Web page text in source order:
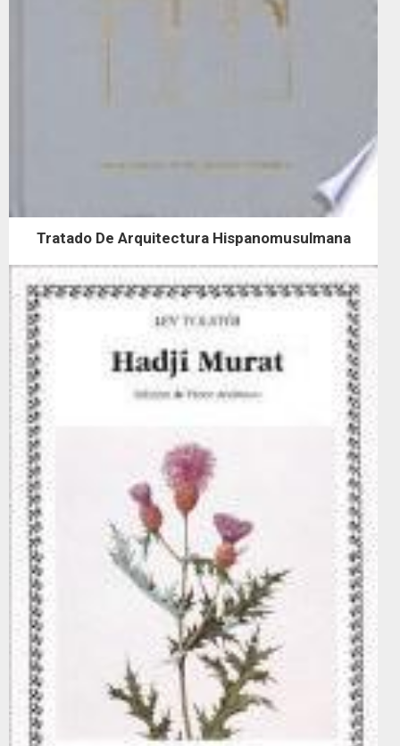
Tratado De Arquitectura Hispanomusulmana